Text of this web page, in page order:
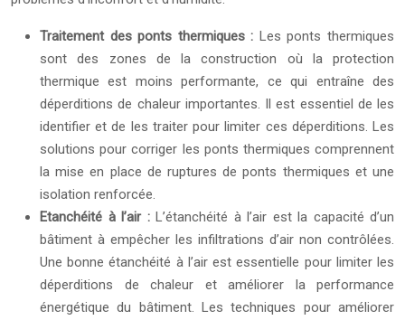
Traitement des ponts thermiques : Les ponts thermiques
sont des zones de la construction où la protection
thermique est moins performante, ce qui entraîne des
déperditions de chaleur importantes. Il est essentiel de les
identifier et de les traiter pour limiter ces déperditions. Les
solutions pour corriger les ponts thermiques comprennent
la mise en place de ruptures de ponts thermiques et une
isolation renforcée.
Etanchéité à l’air : L’étanchéité à l’air est la capacité d’un
bâtiment à empêcher les infiltrations d’air non contrôlées.
Une bonne étanchéité à l’air est essentielle pour limiter les
déperditions de chaleur et améliorer la performance
énergétique du bâtiment. Les techniques pour améliorer